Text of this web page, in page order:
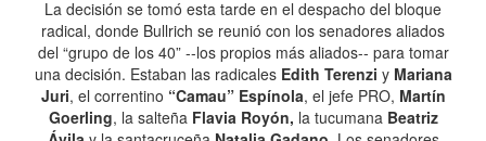
La decisión se tomó esta tarde en el despacho del bloque
radical, donde Bullrich se reunió con los senadores aliados
del “grupo de los 40” --los propios más aliados-- para tomar
una decisión. Estaban las radicales Edith Terenzi y Mariana
Juri, el correntino “Camau” Espínola, el jefe PRO, Martín
Goerling, la salteña Flavia Royón, la tucumana Beatriz